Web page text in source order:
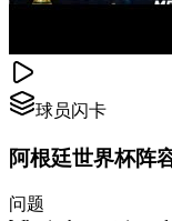
球员闪卡
阿根廷世界杯阵
问题